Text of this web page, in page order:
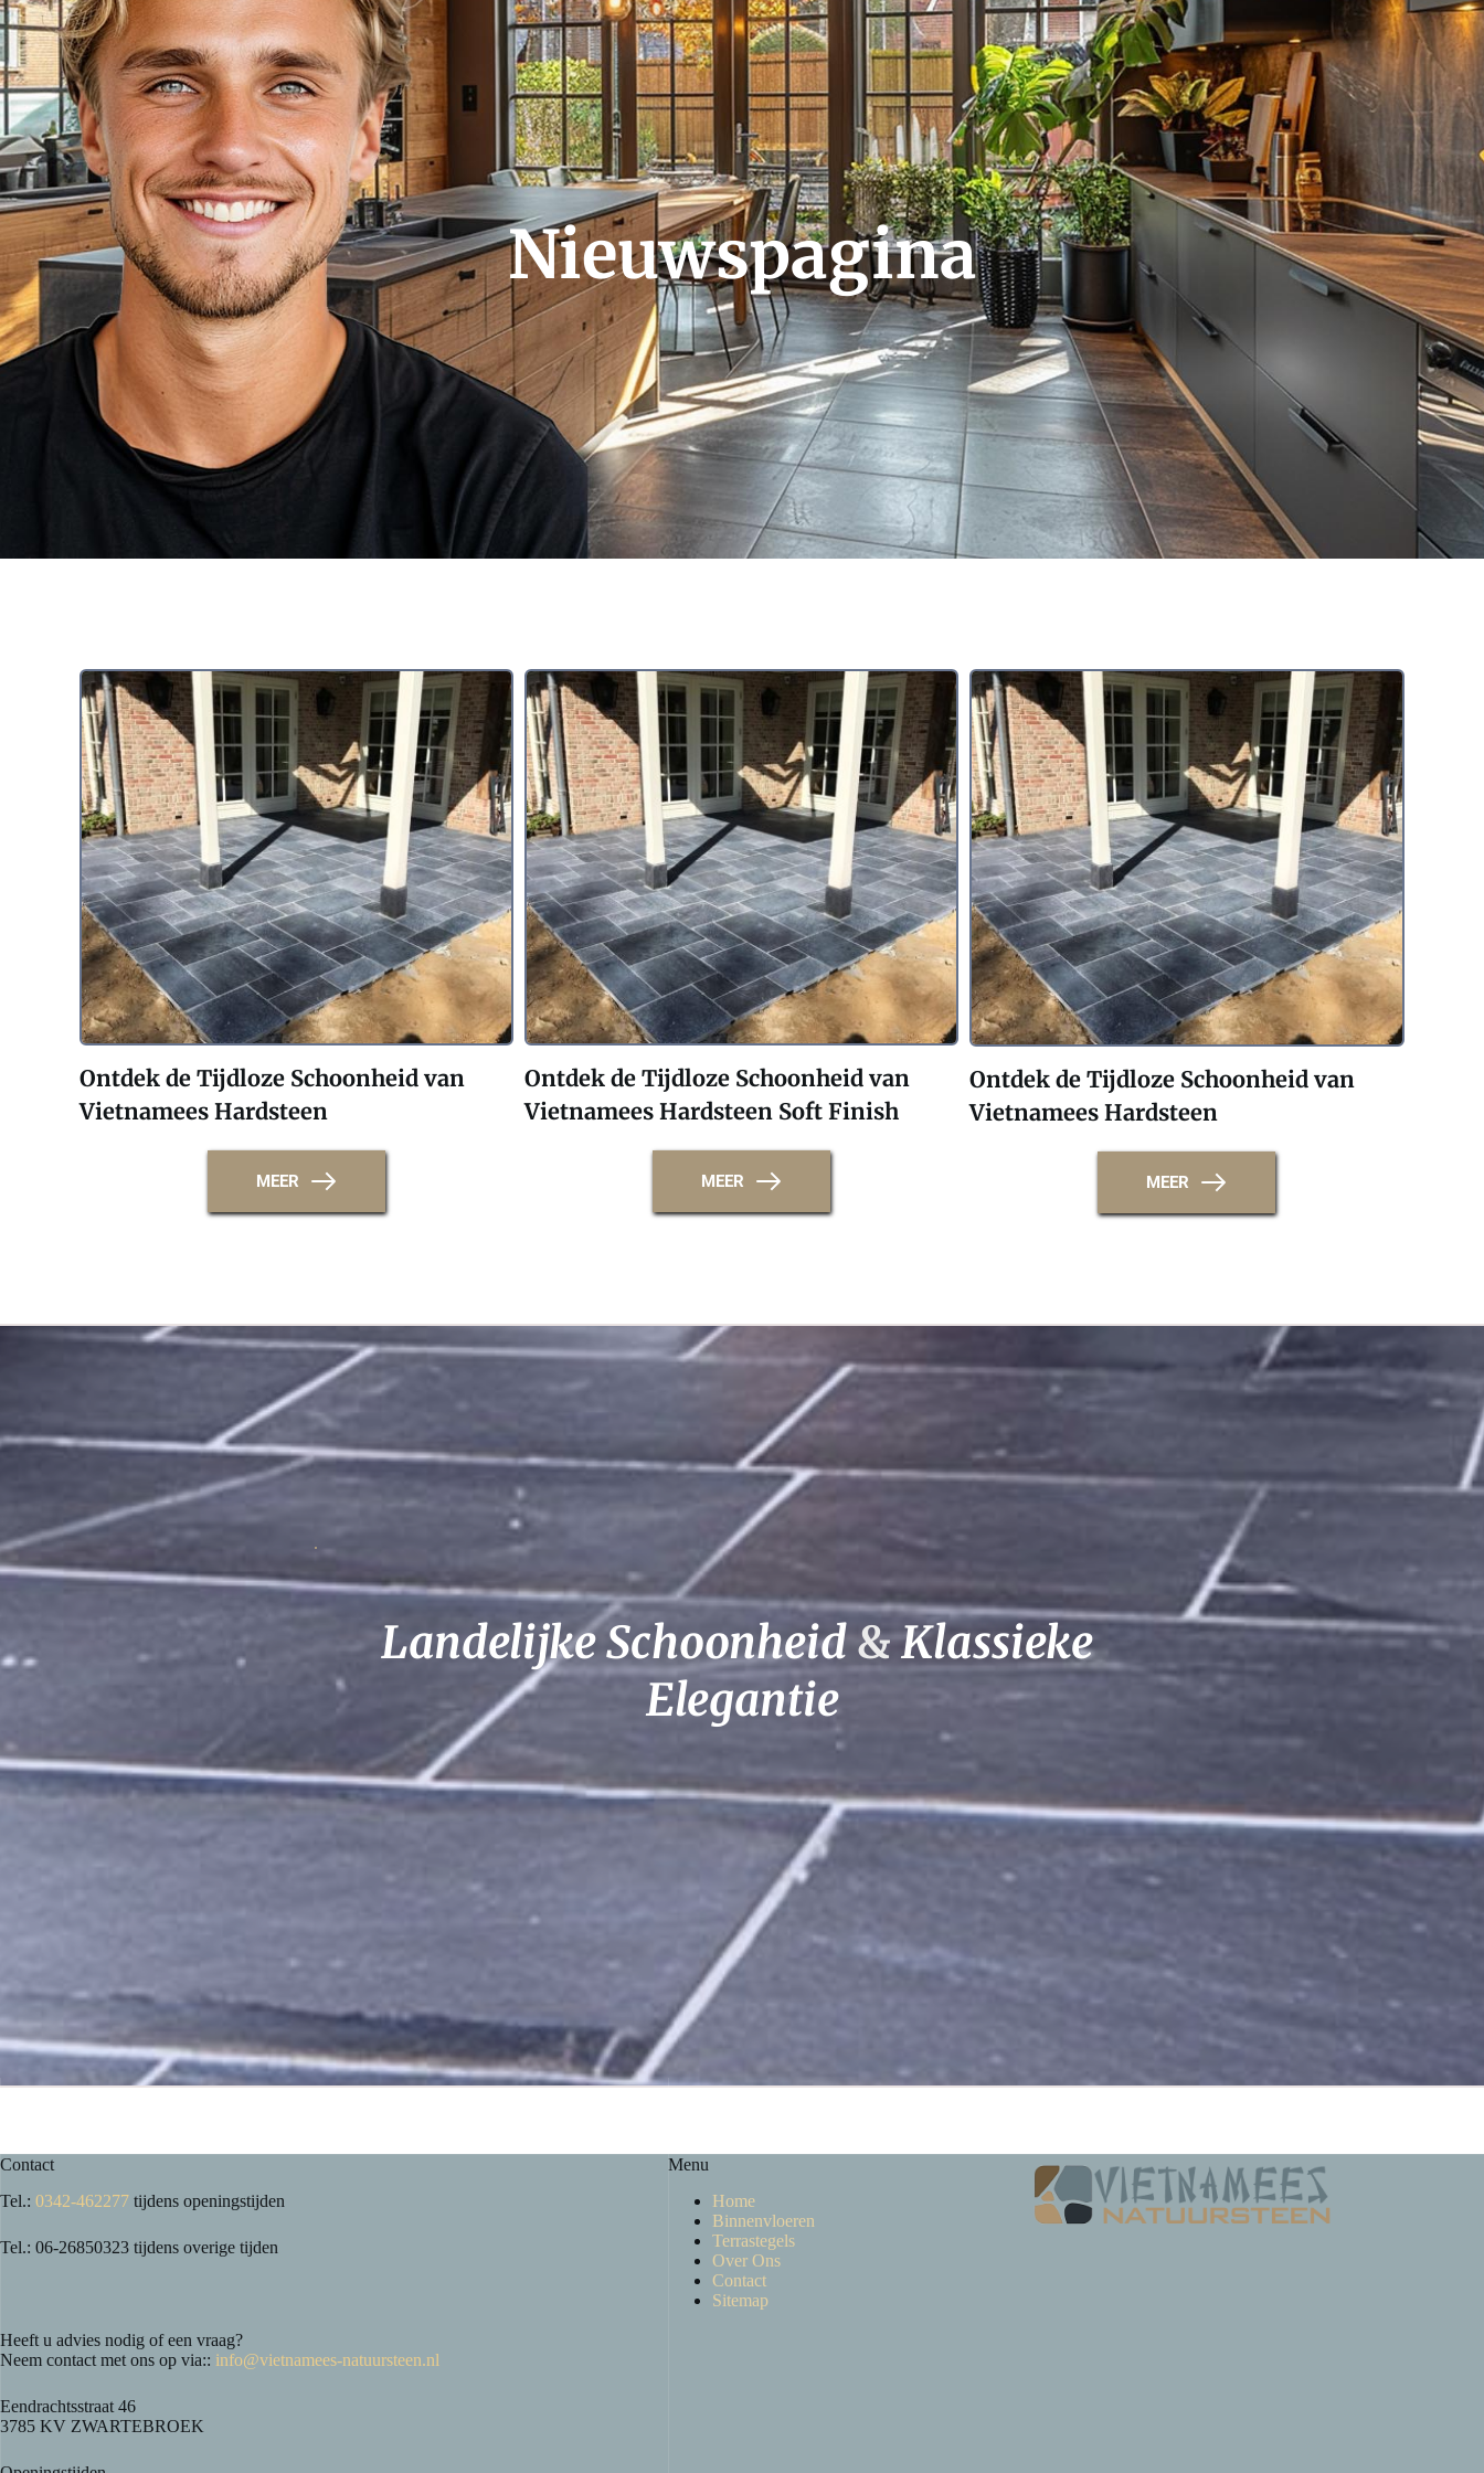
Nieuwspagina
Ontdek de Tijdloze Schoonheid van
Vietnamees Hardsteen
MEER
Ontdek de Tijdloze Schoonheid van
Vietnamees Hardsteen Soft Finish
MEER
Ontdek de Tijdloze Schoonheid van
Vietnamees Hardsteen
MEER
Landelijke Schoonheid& Klassieke
Elegantie
Contact
Tel.: 0342-462277 tijdens openingstijden
Tel.: 06-26850323 tijdens overige tijden
Heeft u advies nodig of een vraag?
Neem contact met ons op via:: info@vietnamees-natuursteen.nl
Eendrachtsstraat 46
3785 KV ZWARTEBROEK
Menu
Home
Binnenvloeren
Terrastegels
Over Ons
Contact
Sitemap